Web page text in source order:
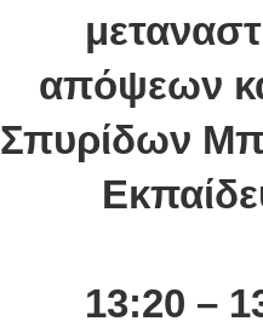
απόψεων
Σπυρίδων
13:20 –